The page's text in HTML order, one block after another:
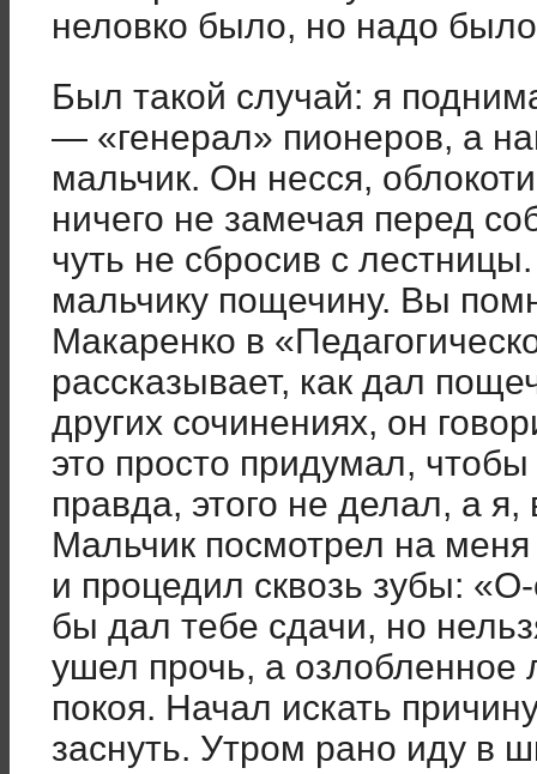
неловко было, но надо
Был такой случай: я
— «генерал» пионеров, а
мальчик. Он несся,
ничего не замечая перед
чуть не сбросив с
мальчику пощечину. Вы
Макаренко в
рассказывает, как дал
других сочинениях, он
это просто придумал,
правда, этого не делал, а
Мальчик посмотрел на
и процедил сквозь зубы:
бы дал тебе сдачи, но
ушел прочь, а
покоя. Начал искать
заснуть. Утром рано иду в